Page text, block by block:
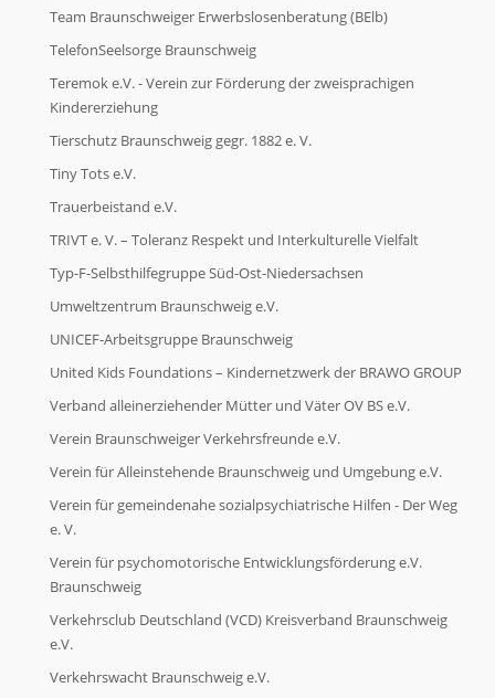
Team Braunschweiger Erwerbslosenberatung (BElb)
TelefonSeelsorge Braunschweig
Teremok e.V. - Verein zur Förderung der zweisprachigen
Kindererziehung
Tierschutz Braunschweig gegr. 1882 e. V.
Tiny Tots e.V.
Trauerbeistand e.V.
TRIVT e. V. – Toleranz Respekt und Interkulturelle Vielfalt
Typ-F-Selbsthilfegruppe Süd-Ost-Niedersachsen
Umweltzentrum Braunschweig e.V.
UNICEF-Arbeitsgruppe Braunschweig
United Kids Foundations – Kindernetzwerk der BRAWO GROUP
Verband alleinerziehender Mütter und Väter OV BS e.V.
Verein Braunschweiger Verkehrsfreunde e.V.
Verein für Alleinstehende Braunschweig und Umgebung e.V.
Verein für gemeindenahe sozialpsychiatrische Hilfen - Der Weg
e. V.
Verein für psychomotorische Entwicklungsförderung e.V.
Braunschweig
Verkehrsclub Deutschland (VCD) Kreisverband Braunschweig
e.V.
Verkehrswacht Braunschweig e.V.